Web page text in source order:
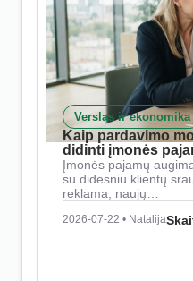
Verslas ir ekonomika
Kaip pardavimo
didinti įmonės
Įmonės pajamų
su didesniu klientų
reklama, naujų…
2026-07-22 • Natalija